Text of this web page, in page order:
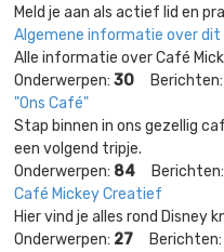
Meld je aan als actief lid en
Algemene informatie over
Alle informatie over Café
Onderwerpen: 30 Berichten:
"Ons Café"
Stap binnen in ons gezellig
een volgend tripje.
Onderwerpen: 84 Berichten:
Café Mickey Creatief
Hier vind je alles rond Disney
Onderwerpen: 27 Berichten: